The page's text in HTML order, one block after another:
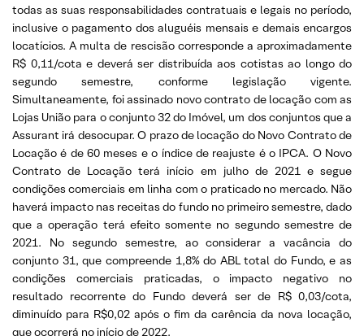
todas as suas responsabilidades contratuais e legais no período,
inclusive o pagamento dos aluguéis mensais e demais encargos
locatícios. A multa de rescisão corresponde a aproximadamente
R$ 0,11/cota e deverá ser distribuída aos cotistas ao longo do
segundo semestre, conforme legislação vigente.
Simultaneamente, foi assinado novo contrato de locação com as
Lojas União para o conjunto 32 do Imóvel, um dos conjuntos que a
Assurant irá desocupar. O prazo de locação do Novo Contrato de
Locação é de 60 meses e o índice de reajuste é o IPCA. O Novo
Contrato de Locação terá início em julho de 2021 e segue
condições comerciais em linha com o praticado no mercado. Não
haverá impacto nas receitas do fundo no primeiro semestre, dado
que a operação terá efeito somente no segundo semestre de
2021. No segundo semestre, ao considerar a vacância do
conjunto 31, que compreende 1,8% do ABL total do Fundo, e as
condições comerciais praticadas, o impacto negativo no
resultado recorrente do Fundo deverá ser de R$ 0,03/cota,
diminuído para R$0,02 após o fim da carência da nova locação,
que ocorrerá no início de 2022.